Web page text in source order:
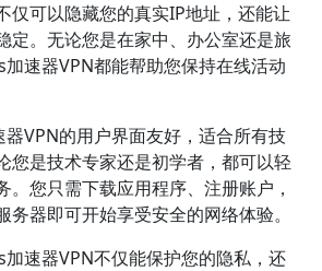
仅可以隐藏您的真实IP地址，还能让
定。无论您是在家中、办公室还是旅
速器VPN都能帮助您保持在线活动
VPN的用户界面友好，适合所有技
您是技术专家还是初学者，都可以轻
。您只需下载应用程序、注册账户，
务器即可开始享受安全的网络体验。
速器VPN不仅能保护您的隐私，还